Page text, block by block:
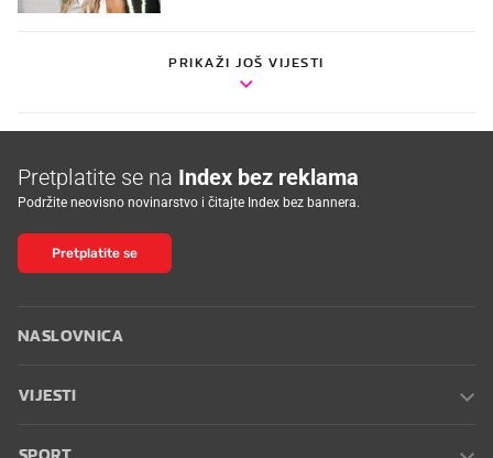
PRIKAŽI JOŠ VIJESTI
Pretplatite se na Index bez reklama
Podržite neovisno novinarstvo i čitajte Index bez bannera.
Pretplatite se
NASLOVNICA
VIJESTI